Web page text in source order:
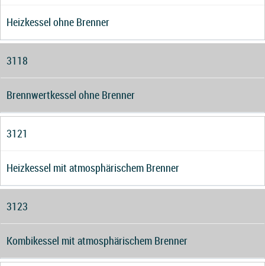
Heizkessel ohne Brenner
3118
Brennwertkessel ohne Brenner
3121
Heizkessel mit atmosphärischem Brenner
3123
Kombikessel mit atmosphärischem Brenner